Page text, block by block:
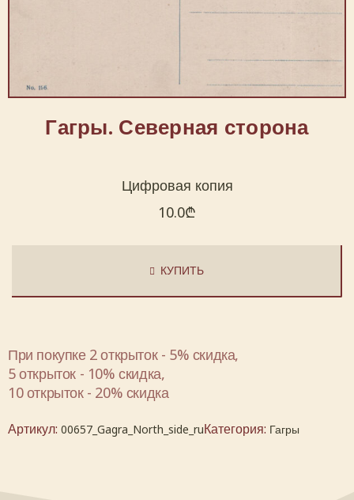
Гагры. Северная сторона
Цифровая копия
10.0₾
КУПИТЬ
При покупке 2 открыток - 5% скидка,
5 открыток - 10% скидка,
10 открыток - 20% скидка
Артикул: 00657_Gagra_North_side_ruКатегория: Гагры